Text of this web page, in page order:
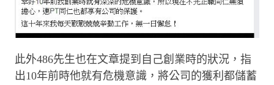
此外486先生也在文章提到自己創業時的狀況，指
出10年前時他就有危機意識，將公司的獲利都儲蓄